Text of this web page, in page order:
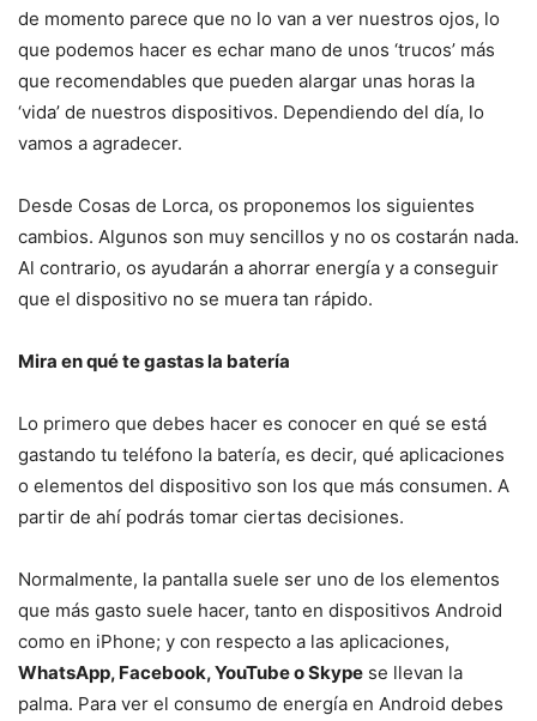
de momento parece que no lo van a ver nuestros ojos, lo
que podemos hacer es echar mano de unos ‘trucos’ más
que recomendables que pueden alargar unas horas la
‘vida’ de nuestros dispositivos. Dependiendo del día, lo
vamos a agradecer.
Desde Cosas de Lorca, os proponemos los siguientes
cambios. Algunos son muy sencillos y no os costarán nada.
Al contrario, os ayudarán a ahorrar energía y a conseguir
que el dispositivo no se muera tan rápido.
Mira en qué te gastas la batería
Lo primero que debes hacer es conocer en qué se está
gastando tu teléfono la batería, es decir, qué aplicaciones
o elementos del dispositivo son los que más consumen. A
partir de ahí podrás tomar ciertas decisiones.
Normalmente, la pantalla suele ser uno de los elementos
que más gasto suele hacer, tanto en dispositivos Android
como en iPhone; y con respecto a las aplicaciones,
WhatsApp, Facebook, YouTube o Skype se llevan la
palma. Para ver el consumo de energía en Android debes